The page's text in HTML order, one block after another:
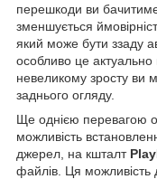
перешкоди ви
зменшується
який може бути ззаду
особливо це актуально
невеликому зросту ви
заднього огляду.
Ще однією перевагою
можливість
джерел, на кшталт
файлів. Ця можливість